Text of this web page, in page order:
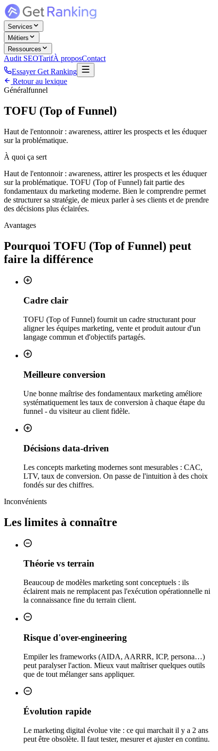
Services
Métiers
Ressources
Audit SEOTarifÀ proposContact
Essayer Get Ranking
Retour au lexique
Généralfunnel
TOFU (Top of Funnel)
Haut de l'entonnoir : awareness, attirer les prospects et les éduquer
sur la problématique.
À quoi ça sert
Haut de l'entonnoir : awareness, attirer les prospects et les éduquer
sur la problématique. TOFU (Top of Funnel) fait partie des
fondamentaux du marketing moderne. Bien le comprendre permet
de structurer sa stratégie, de mieux parler à ses clients et de prendre
des décisions plus éclairées.
Avantages
Pourquoi TOFU (Top of Funnel) peut
faire la différence
Cadre clair
TOFU (Top of Funnel) fournit un cadre structurant pour
aligner les équipes marketing, vente et produit autour d'un
langage commun et d'objectifs partagés.
Meilleure conversion
Une bonne maîtrise des fondamentaux marketing améliore
systématiquement les taux de conversion à chaque étape du
funnel - du visiteur au client fidèle.
Décisions data-driven
Les concepts marketing modernes sont mesurables : CAC,
LTV, taux de conversion. On passe de l'intuition à des choix
fondés sur des chiffres.
Inconvénients
Les limites à connaître
Théorie vs terrain
Beaucoup de modèles marketing sont conceptuels : ils
éclairent mais ne remplacent pas l'exécution opérationnelle ni
la connaissance fine du terrain client.
Risque d'over-engineering
Empiler les frameworks (AIDA, AARRR, ICP, persona…)
peut paralyser l'action. Mieux vaut maîtriser quelques outils
que de tout mélanger sans appliquer.
Évolution rapide
Le marketing digital évolue vite : ce qui marchait il y a 2 ans
peut être obsolète. Il faut tester, mesurer et ajuster en continu.